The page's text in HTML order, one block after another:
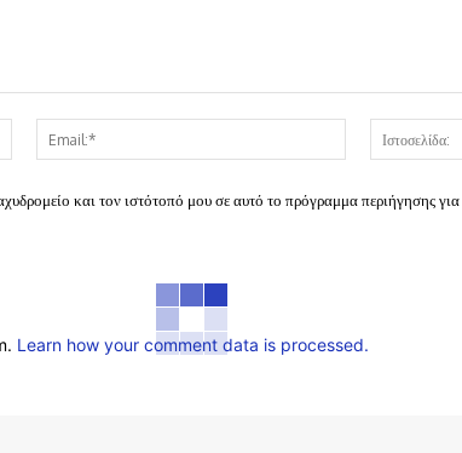
Όνομα:*
Email:*
και τον ιστότοπό μου σε αυτό το πρόγραμμα περιήγησης
Learn how your comment data is processed.